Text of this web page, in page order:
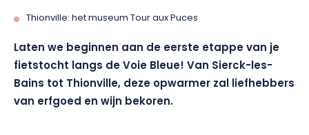
Thionville: het museum Tour aux Puces
Laten we beginnen aan de eerste etappe van je
fietstocht langs de Voie Bleue! Van Sierck-les-
Bains tot Thionville, deze opwarmer zal liefhebbers
van erfgoed en wijn bekoren.